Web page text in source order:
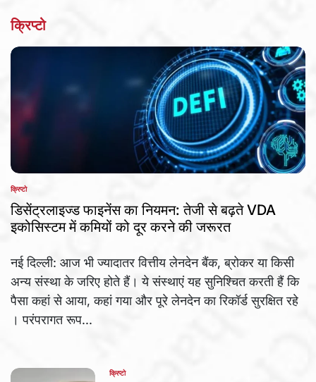
क्रिप्टो
POSTED
IN
क्रिप्टो
डिसेंट्रलाइज्ड फाइनेंस का नियमन: तेजी से बढ़ते VDA
इकोसिस्टम में कमियों को दूर करने की जरूरत
नई दिल्ली: आज भी ज्यादातर वित्तीय लेनदेन बैंक, ब्रोकर या किसी
अन्य संस्था के जरिए होते हैं। ये संस्थाएं यह सुनिश्चित करती हैं कि
पैसा कहां से आया, कहां गया और पूरे लेनदेन का रिकॉर्ड सुरक्षित रहे
। परंपरागत रूप...
POSTED
क्रिप्टो